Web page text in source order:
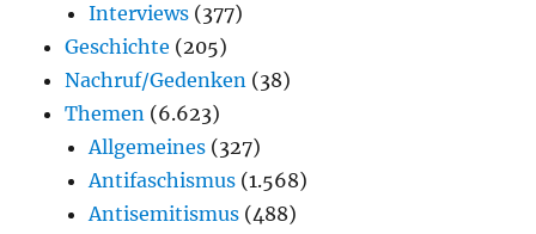
Interviews (377)
Geschichte (205)
Nachruf/Gedenken (38)
Themen (6.623)
Allgemeines (327)
Antifaschismus (1.568)
Antisemitismus (488)